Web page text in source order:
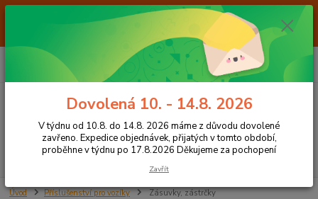
Od 7.8. do 14.8. 2026 máme z důvodu dovolené ZAVŘENO. Expedice
objednávek, přijatých v tomto období, proběhne v týdnu po 17.8.2026
Děkujeme za pochopení
CZK
Hledat
+420 605 283 713
za0,00 Kč
Úvod Příslušenství pro vozíky Zásuvky, zástrčky
Dovolená 10. - 14.8. 2026
V týdnu od 10.8. do 14.8. 2026 máme z důvodu dovolené
zavřeno. Expedice objednávek, přijatých v tomto období,
proběhne v týdnu po 17.8.2026 Děkujeme za pochopení
Zavřít